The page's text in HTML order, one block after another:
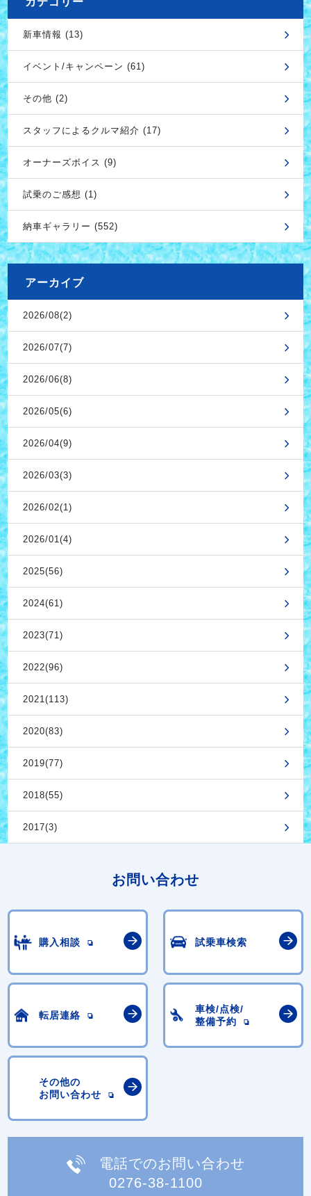
新車情報 (13)
イベント/キャンペーン (61)
その他 (2)
スタッフによるクルマ紹介 (17)
オーナーズボイス (9)
試乗のご感想 (1)
納車ギャラリー (552)
アーカイブ
2026/08(2)
2026/07(7)
2026/06(8)
2026/05(6)
2026/04(9)
2026/03(3)
2026/02(1)
2026/01(4)
2025(56)
2024(61)
2023(71)
2022(96)
2021(113)
2020(83)
2019(77)
2018(55)
2017(3)
お問い合わせ
購入相談 試乗車検索
転居連絡
車検/点検/
整備予約
その他の
お問い合わせ
電話でのお問い合わせ
0276-38-1100